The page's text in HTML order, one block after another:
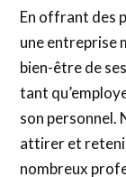
En offrant des
une entreprise
bien-être de
tant
son personnel.
attirer et
nombreux